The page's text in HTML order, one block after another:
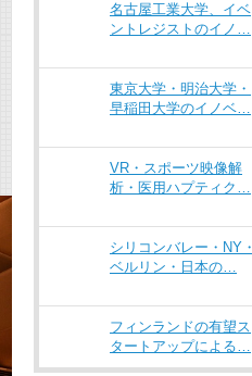
名古屋工業大学、イベ
ントレジストのイノ…
東京大学・明治大学・
早稲田大学のイノベ…
VR・スポーツ映像解
析・医用ハプティク…
シリコンバレー・NY・
ベルリン・日本の…
フィンランドの有望ス
タートアップによる…